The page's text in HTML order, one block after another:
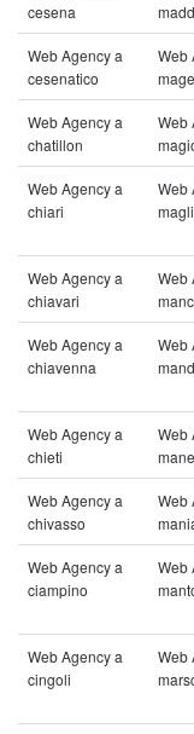
cesena
Web Agency a
cesenatico
Web
Web Agency a
chatillon
Web
Web Agency a
chiari
Web
Web Agency a
chiavari
Web
Web Agency a
chiavenna
Web
Web Agency a
chieti
Web
Web Agency a
chivasso
Web
Web Agency a
ciampino
Web
Web Agency a
cingoli
Web